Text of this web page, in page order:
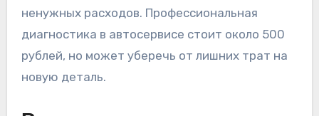
ненужных расходов. Профессиональная
диагностика в автосервисе стоит около 500
рублей, но может уберечь от лишних трат на
новую деталь.